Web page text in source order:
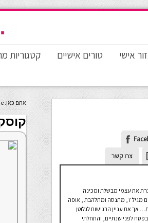
אישי טורים אישיים קטגוריות
אתם כאן:
צרו קשר
את עצמי מבשלת ומכינה
מאכלים מגיל 7, מתנסה ומתלהבת , אופה
אך את עניין הרגישות לגלוטן
בפסח לפני שנתיים, והתחלתי